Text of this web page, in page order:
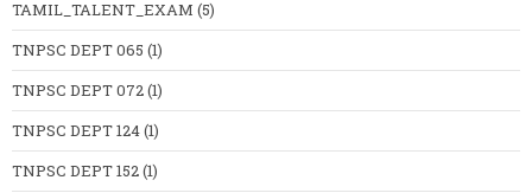
TAMIL_TALENT_EXAM (5)
TNPSC DEPT 065 (1)
TNPSC DEPT 072(1)
TNPSC DEPT 124(1)
TNPSC DEPT 152(1)